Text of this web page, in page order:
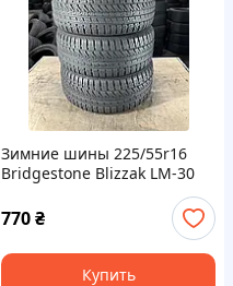
Зимние шины 225/55r16
Bridgestone Blizzak LM-30
770₴
Купить